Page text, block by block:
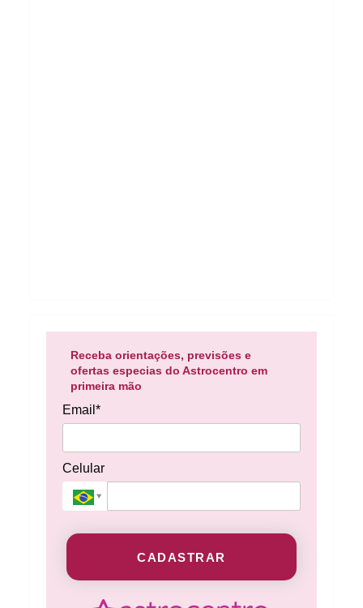
Receba orientações, previsões e
ofertas especias do Astrocentro em
primeira mão
Email*
Celular
CADASTRAR